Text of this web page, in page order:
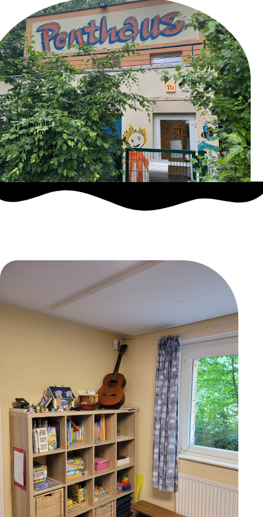
12 Kinder
maximal
16
viel Platz
für Ideen